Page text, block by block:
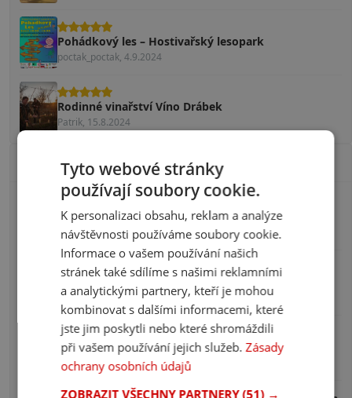
Pohádkový les – Hostivařský lesopark
poctak_poctak, 4.9.2024
Rodinné vinařství Víno Drábek
Patrik, 15.8.2024
Populární příspěvky
České pískovny, u kterých se budete cítit jako u
moře
Líbí se 95 čtenářům
Kvíz: Svět hraček na fotografiích. Jen opravdový
znalec si vzpomene na 10/10
Líbí se 81 čtenářům
Kvíz: Poznáte české památky podle fotografie? Jen
zkušení turisté uhodnou všechny
Líbí se 69 čtenářům
Tyto webové stránky
používají soubory cookie.
K personalizaci obsahu, reklam a analýze
návštěvnosti používáme soubory cookie.
Informace o vašem používání našich
stránek také sdílíme s našimi reklamními
a analytickými partnery, kteří je mohou
kombinovat s dalšími informacemi, které
jste jim poskytli nebo které shromáždili
při vašem používání jejich služeb.Zásady
ochrany osobních údajů
ZOBRAZIT VŠECHNY PARTNERY(51) →